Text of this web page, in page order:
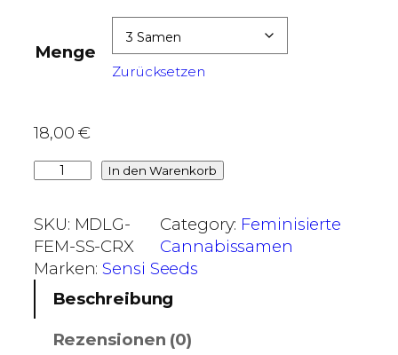
8
,
0
b
5
2
,
0
Menge
Zurücksetzen
18,00€
o
c
o
l
In den Warenkorb
SKU: MDLG-
FEM-SS-CRX
Category: Feminisierte
Cannabissamen
Marken:Sensi Seeds
Beschreibung
Rezensionen (0)